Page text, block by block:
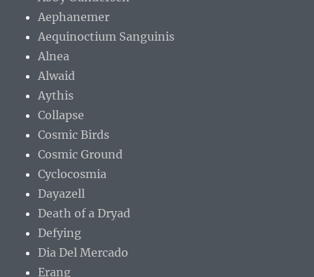
Aephanemer
Aequinoctium Sanguinis
Alnea
Alwaid
Aythis
Collapse
Cosmic Birds
Cosmic Ground
Cyclocosmia
Dayazell
Death of a Dryad
Defying
Dia Del Mercado
Erang